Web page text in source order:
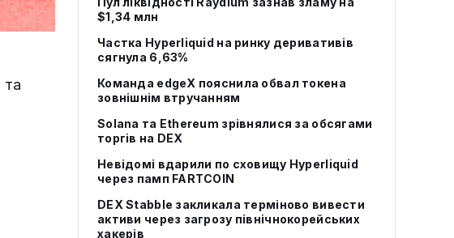
$1,34 млн
Частка Hyperliquid на ринку деривативів
сягнула 6,63%
Команда edgeX пояснила обвал токена
зовнішнім втручанням
Solana та Ethereum зрівнялися за обсягами
торгів на DEX
Невідомі вдарили по сховищу Hyperliquid
через памп FARTCOIN
DEX Stabble закликала терміново вивести
активи через загрозу північнокорейських
хакерів
та